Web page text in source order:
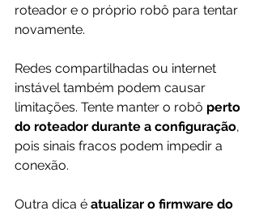
roteador e o próprio robô para tentar
novamente.
Redes compartilhadas ou internet
instável também podem causar
limitações. Tente manter o robô perto
do roteador durante a configuração,
pois sinais fracos podem impedir a
conexão.
Outra dica é atualizar o firmware do